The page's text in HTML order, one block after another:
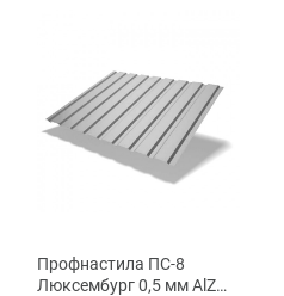
Профнастила ПС-8
Люксембург 0,5 мм AlZn